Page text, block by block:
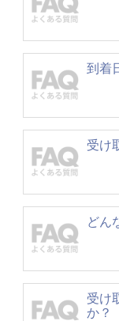
到着
受け
どん
受け
か？